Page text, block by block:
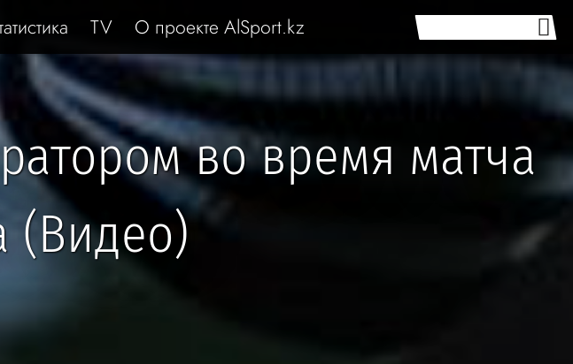
TV О проекте AlSport.kz
во время матча
(Видео)